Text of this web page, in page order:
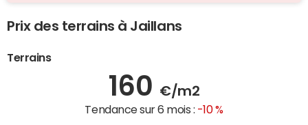
Prix des terrains à Jaillans
Terrains
160 €/m2
Tendance sur 6 mois : -10 %